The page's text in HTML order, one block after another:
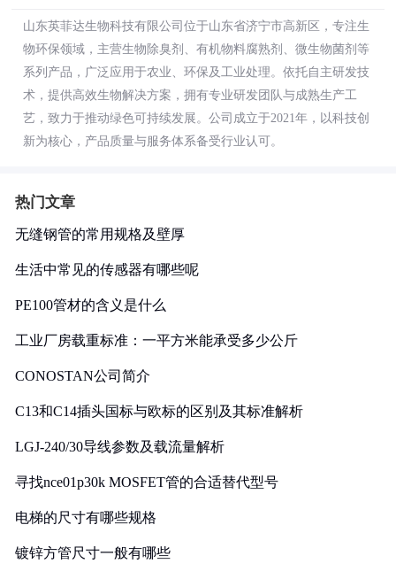
山东英菲达生物科技有限公司位于山东省济宁市高新区，专注生
物环保领域，主营生物除臭剂、有机物料腐熟剂、微生物菌剂等
系列产品，广泛应用于农业、环保及工业处理。依托自主研发技
术，提供高效生物解决方案，拥有专业研发团队与成熟生产工
艺，致力于推动绿色可持续发展。公司成立于2021年，以科技创
新为核心，产品质量与服务体系备受行业认可。
热门文章
无缝钢管的常用规格及壁厚
生活中常见的传感器有哪些呢
PE100管材的含义是什么
工业厂房载重标准：一平方米能承受多少公斤
CONOSTAN公司简介
C13和C14插头国标与欧标的区别及其标准解析
LGJ-240/30导线参数及载流量解析
寻找nce01p30k MOSFET管的合适替代型号
电梯的尺寸有哪些规格
镀锌方管尺寸一般有哪些